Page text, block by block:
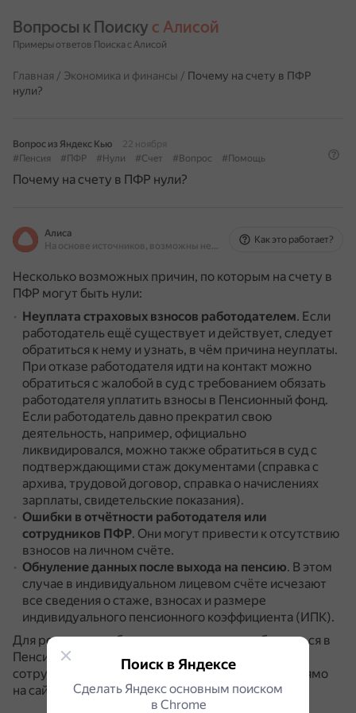
Вопросы к Поиску с Алисой
Примеры ответов Поиска с Алисой
Главная / Экономика и финансы / Почему на счету в ПФР
нули?
Вопрос из Яндекс Кью
22 ноября
#Пенсия
#ПФР #Нули #Счет #Вопрос #Помощь
Почему на счету в ПФР нули?
Алиса
На основе источников, возможны неточности
Как это работает?
Несколько возможных причин, по которым на счету в
ПФР могут быть нули:
Неуплата страховых взносов работодателем. Если
работодатель ещё существует и действует, следует
обратиться к нему и узнать, в чём причина неуплаты.
При отказе работодателя идти на контакт можно
обратиться с жалобой в суд с требованием обязать
работодателя уплатить взносы в Пенсионный фонд.
Если работодатель давно прекратил свою
деятельность, например, официально
ликвидировался, можно также обратиться в суд с
подтверждающими стаж документами (справка с
архива, трудовой договор, справка о начислениях
зарплаты, свидетельские показания).
Ошибки в отчётности работодателя или
сотрудников ПФР. Они могут привести к отсутствию
взносов на личном счёте.
Обнуление данных после выхода на пенсию. В этом
случае в индивидуальном лицевом счёте исчезают
все сведения о стаже, взносах и размере
индивидуального пенсионного коэффициента (ИПК).
Для решения проблемы рекомендуется обратиться в
Пенсионный фонд РФ (ПФР) и сообщить о ней
сотрудникам фонда.Отправить запрос можно прямо
на сайте: https://es.pfrf.ru/appeal.
Поиск в Яндексе
Сделать Яндекс основным поиском
в Сhrome